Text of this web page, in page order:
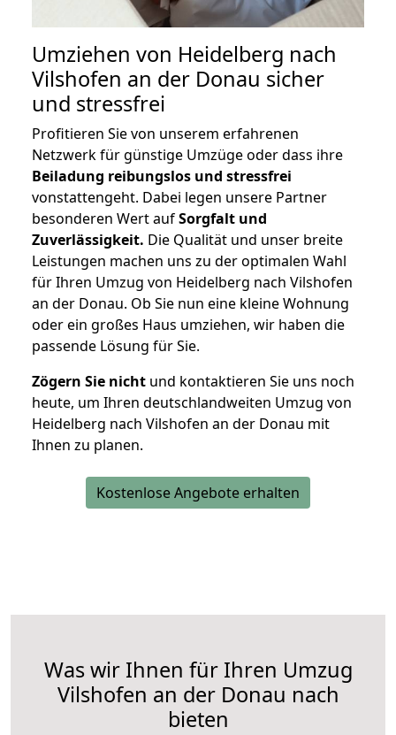
Umziehen von Heidelberg nach
Vilshofen an der Donau sicher
und stressfrei
Profitieren Sie von unserem erfahrenen
Netzwerk für günstige Umzüge oder dass ihre
Beiladung reibungslos und stressfrei
vonstattengeht. Dabei legen unsere Partner
besonderen Wert aufSorgfalt und
Zuverlässigkeit. Die Qualität und unser breite
Leistungen machen uns zu der optimalen Wahl
für Ihren Umzug von Heidelberg nach Vilshofen
an der Donau. Ob Sie nun eine kleine Wohnung
oder ein großes Haus umziehen, wir haben die
passende Lösung für Sie.
Zögern Sie nicht und kontaktieren Sie uns noch
heute, um Ihren deutschlandweiten Umzug von
Heidelberg nach Vilshofen an der Donau mit
Ihnen zu planen.
Kostenlose Angebote erhalten
Was wir Ihnen für Ihren Umzug
Vilshofen an der Donau nach
bieten